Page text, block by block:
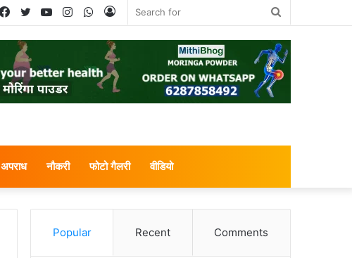
Log
WhatsApp
Instagram
YouTube
Twitter
Facebook
अपराध नौकरी फोटो गैलरी वीडियो
Popular Recent Comments